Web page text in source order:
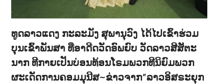
ທູດລາວແດງ ກະລະມັງ ສຸພານຸວົງ ໄດ້ໄປເຂົ້າຮ່ວມ
ບຸນເຂົ້າພັນສາ ທີ່ອາດີດວັດອົພຍົບ ວັດລາວສີສັຕະ
ນາກ ທີກາຍເປັນບ່ອນທ້ອນໂຣມພວກທີນິຍົມພວກ
ຜະເດັດການຄອມມຸນີສ~ຂ່າວຈາກ”ລາວອິສຣະຍຸກ